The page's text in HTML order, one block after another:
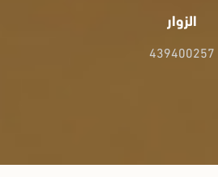
الزوار
439400257